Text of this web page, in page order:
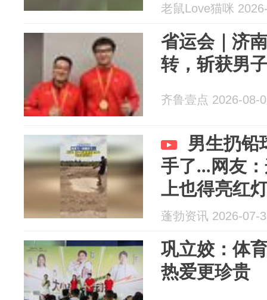
老鼠Love猫咪
省运会｜济
转，斩获男
齐鲁壹点 2026-08-
男生扔铅
手了...网友
上也得亮红
蓬勃资讯 2026-07-
巩立姣：体
热爱更珍贵